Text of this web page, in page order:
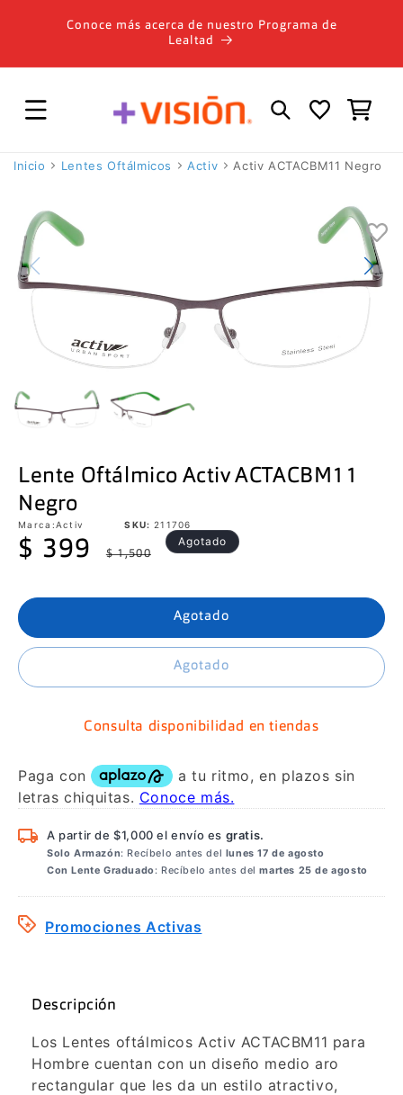
directamenteConoce más acerca de nuestro Programa de
Lealtad
Carrito
Inicio Lentes Oftálmicos Activ Activ ACTACBM11 Negro
Lente Oftálmico Activ ACTACBM11
Negro
Marca:Activ SKU: 211706
Precio
de
$ 399
habitual
$ 1,500
Agotado
Agotado
Agotado
Consulta disponibilidad en tiendas
A partir de $1,000 el envío es gratis.
Solo Armazón: Recíbelo antes del lunes 17 de agosto
Con Lente Graduado: Recíbelo antes delmartes 25 de agosto
Promociones Activas
Descripción
Los Lentes oftálmicos Activ ACTACBM11 para
Hombre cuentan con un diseño medio aro
rectangular que les da un estilo atractivo,